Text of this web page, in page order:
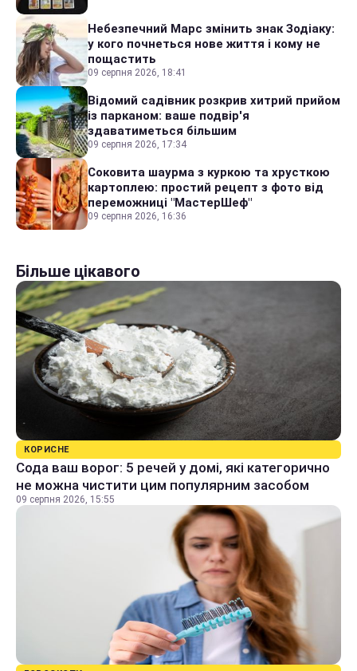
Небезпечний Марс змінить знак Зодіаку:
у кого почнеться нове життя і кому не
пощастить
09 серпня 2026, 18:41
Відомий садівник розкрив хитрий прийом
із парканом: ваше подвір'я
здаватиметься більшим
09 серпня 2026, 17:34
Соковита шаурма з куркою та хрусткою
картоплею: простий рецепт з фото від
переможниці "МастерШеф"
09 серпня 2026, 16:36
Більше цікавого
КОРИСНЕ
Сода ваш ворог: 5 речей у домі, які категорично
не можна чистити цим популярним засобом
09 серпня 2026, 15:55